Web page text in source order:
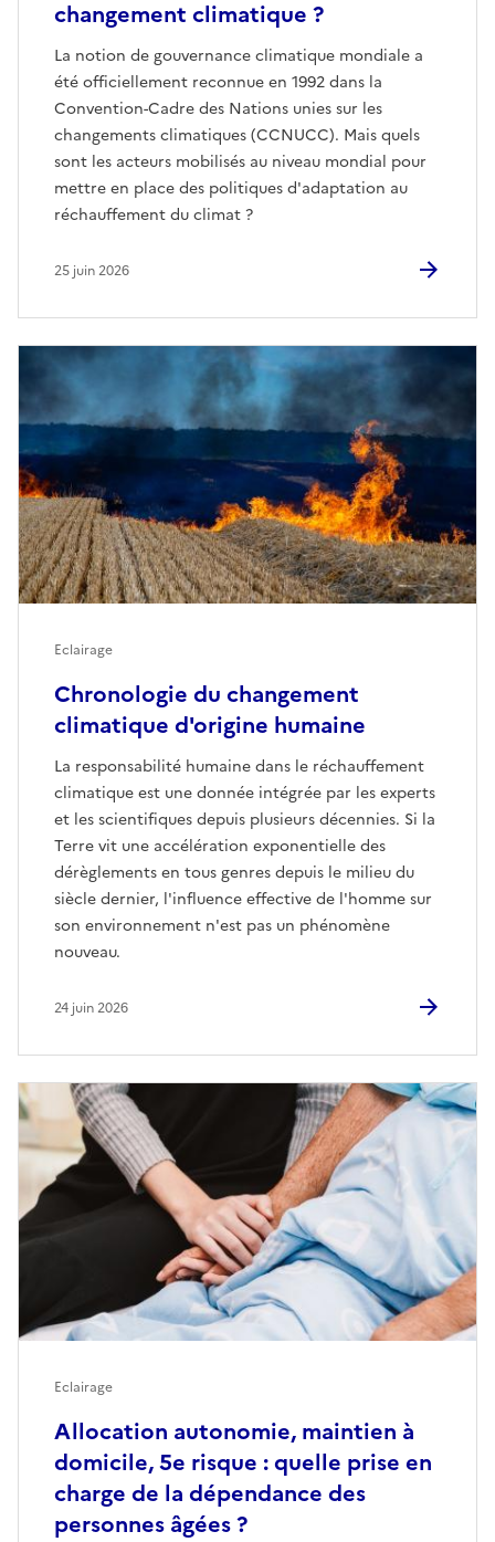
changement climatique ?
La notion de gouvernance climatique mondiale a
été officiellement reconnue en 1992 dans la
Convention-Cadre des Nations unies sur les
changements climatiques (CCNUCC). Mais quels
sont les acteurs mobilisés au niveau mondial pour
mettre en place des politiques d'adaptation au
réchauffement du climat ?
25 juin 2026
Chronologie du changement
climatique d'origine humaine
La responsabilité humaine dans le réchauffement
climatique est une donnée intégrée par les experts
et les scientifiques depuis plusieurs décennies. Si la
Terre vit une accélération exponentielle des
dérèglements en tous genres depuis le milieu du
siècle dernier, l'influence effective de l'homme sur
son environnement n'est pas un phénomène
nouveau.
Eclairage
24 juin 2026
Allocation autonomie, maintien à
domicile, 5e risque : quelle prise en
charge de la dépendance des
personnes âgées ?
Eclairage